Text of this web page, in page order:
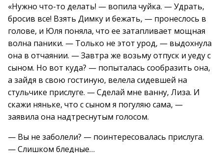
«Нужно что-то делать! — вопила чуйка. — Удрать,
бросив все! Взять Димку и бежать, — пронеслось в
голове, и Юля поняла, что ее затапливает мощная
волна паники. — Только не этот урод, — выдохнула
она в отчаянии. — Завтра же возьму отпуск и уеду с
сыном. Но вот куда? — попыталась сообразить она,
а зайдя в свою гостиную, велела сидевшей на
стульчике прислуге. — Сделай мне ванну, Лиза. И
скажи няньке, что с сыном я погуляю сама, —
заявила она надтреснутым голосом.
— Вы не заболели? — поинтересовалась прислуга.
— Слишком бледные…